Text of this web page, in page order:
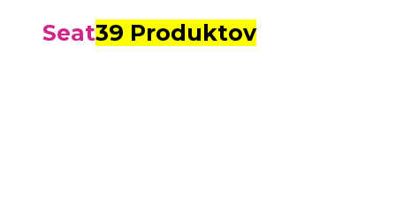
Seat39 Produktov